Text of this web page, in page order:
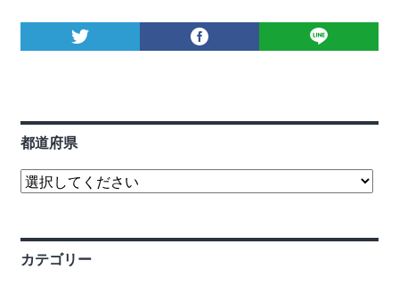
都道府県
カテゴリー